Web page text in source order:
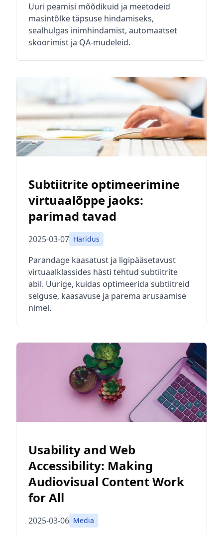
Uuri peamisi mõõdikuid ja meetodeid
masintõlke täpsuse hindamiseks,
sealhulgas inimhindamist, automaatset
skoorimist ja QA-mudeleid.
Subtiitrite optimeerimine
virtuaalõppe jaoks:
parimad tavad
2025-03-07 Haridus
Parandage kaasatust ja ligipääsetavust
virtuaalklassides hästi tehtud subtiitrite
abil. Uurige, kuidas optimeerida subtiitreid
selguse, kaasavuse ja parema arusaamise
nimel.
Usability and Web
Accessibility: Making
Audiovisual Content Work
for All
2025-03-06 Media